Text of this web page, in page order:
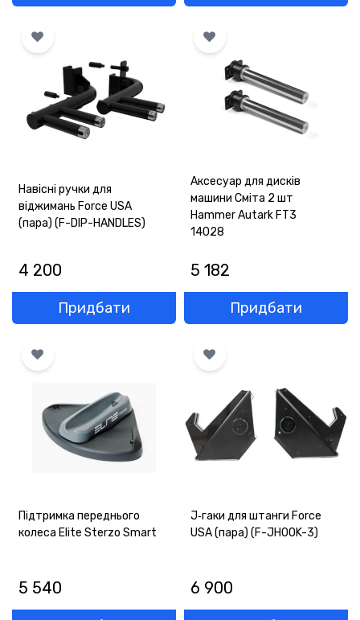
Навісні ручки для
віджимань Force USA
(пара) (F-DIP-HANDLES)
4 200
Придбати
Аксесуар для дисків
машини Сміта 2 шт
Hammer Autark FT3
14028
5 182
Придбати
Підтримка переднього
колеса Elite Sterzo Smart
5 540
J‑гаки для штанги Force
USA (пара) (F-JHOOK-3)
6 900